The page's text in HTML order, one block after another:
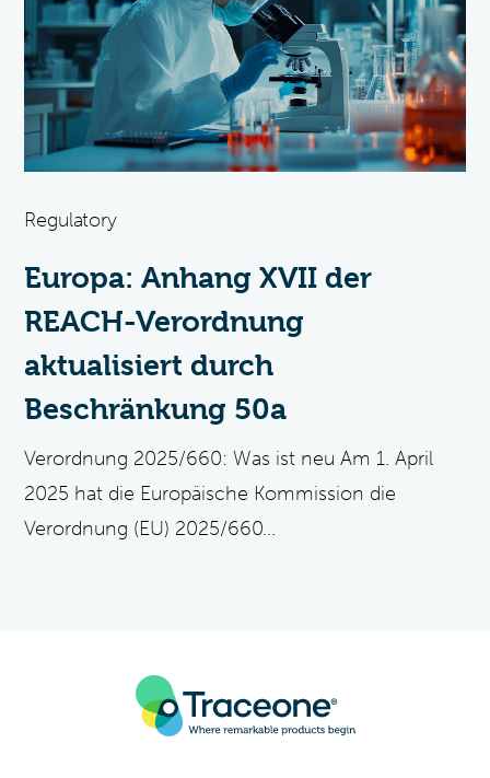
Regulatory
Europa: Anhang XVII der
REACH-Verordnung
aktualisiert durch
Beschränkung 50a
Verordnung 2025/660: Was ist neu Am 1. April
2025 hat die Europäische Kommission die
Verordnung (EU) 2025/660...